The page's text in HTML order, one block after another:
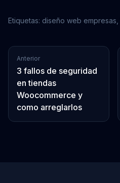
Etiquetas: diseño web empresas
Anterior
3 fallos de seguridad
en tiendas
Woocommerce y
como arreglarlos